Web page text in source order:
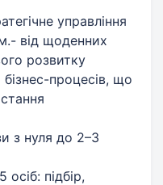
управління
від щоденних
розвитку
процесів, що
з нуля до 2–3
підбір,